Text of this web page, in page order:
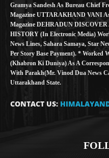
Gramya Sandesh As Bureau Chief
Magazine UTTARAKHAND VANI
Magazine DEHRADUN DISCOVER
HISTORY (in Electronic Media)
News Lines, Sahara Samaya, Star
Per Story Base Payment). * Worked
(Khabron Ki Duniya) As A
With Parakh(Mr. Vinod Dua News
Uttarakhand State.
CONTACT US: